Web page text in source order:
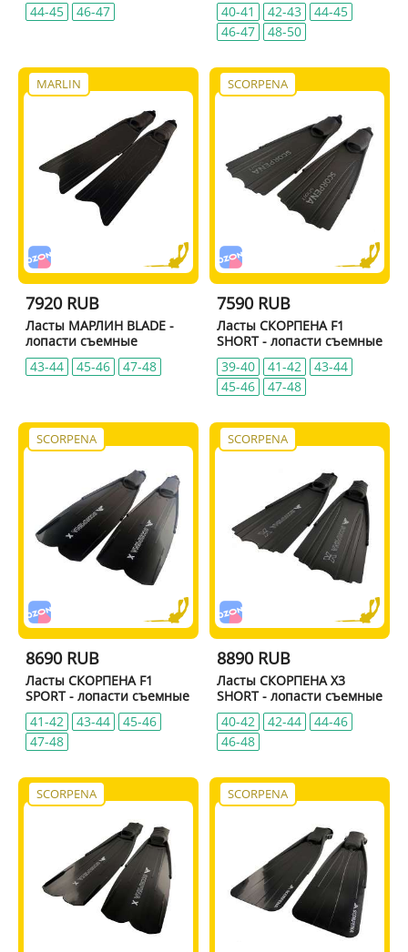
44-45
46-47
40-41
42-43
44-45
46-47
48-50
MARLIN
7920 RUB
Ласты МАРЛИН BLADE -
лопасти съемные
43-44
45-46 47-48
SCORPENA
7590 RUB
Ласты СКОРПЕНА F1
SHORT - лопасти съемные
39-40
41-42
43-44
45-46
47-48
SCORPENA
8690 RUB
Ласты СКОРПЕНА F1
SPORT - лопасти съемные
41-42
43-44
45-46
47-48
SCORPENA
8890 RUB
Ласты СКОРПЕНА X3
SHORT - лопасти съемные
40-42
42-44
44-46
46-48
SCORPENA SCORPENA